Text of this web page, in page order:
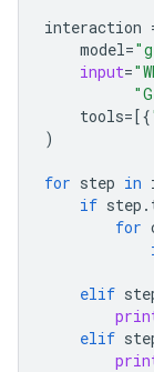
interaction
model=
input=
tools=[{
)
for step in
if step .
for
elif
elif